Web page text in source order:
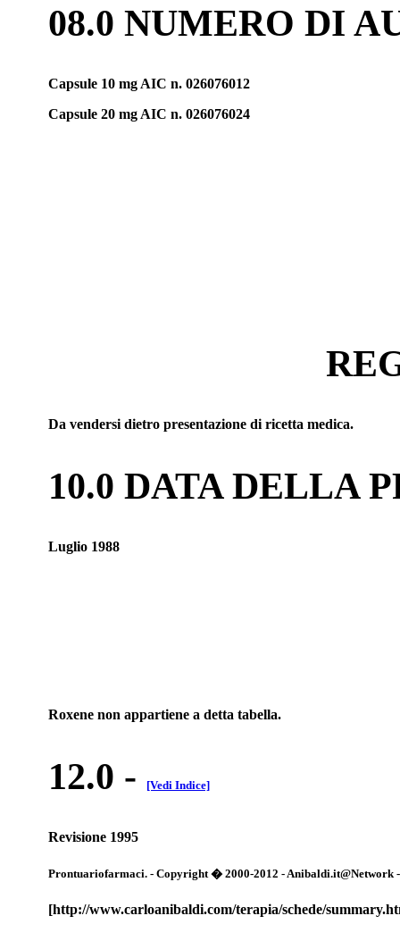
08.0 NUMERO DI
Capsule 10 mg AIC n. 026076012
Capsule 20 mg AIC n. 026076024
Da vendersi dietro presentazione di ricetta medica.
10.0 DATA DELLA
Luglio 1988
Roxene non appartiene a detta tabella.
12.0 - [Vedi Indice]
Revisione 1995
Prontuariofarmaci. - Copyright � 2000-2012 -
[http://www.carloanibaldi.com/terapia/schede/